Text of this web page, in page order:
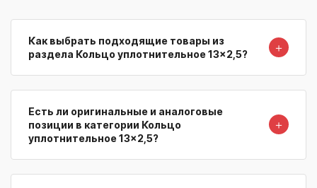
Как выбрать подходящие товары из
раздела Кольцо уплотнительное 13x2,5?
＋
Есть ли оригинальные и аналоговые
позиции в категории Кольцо
уплотнительное 13x2,5?
＋